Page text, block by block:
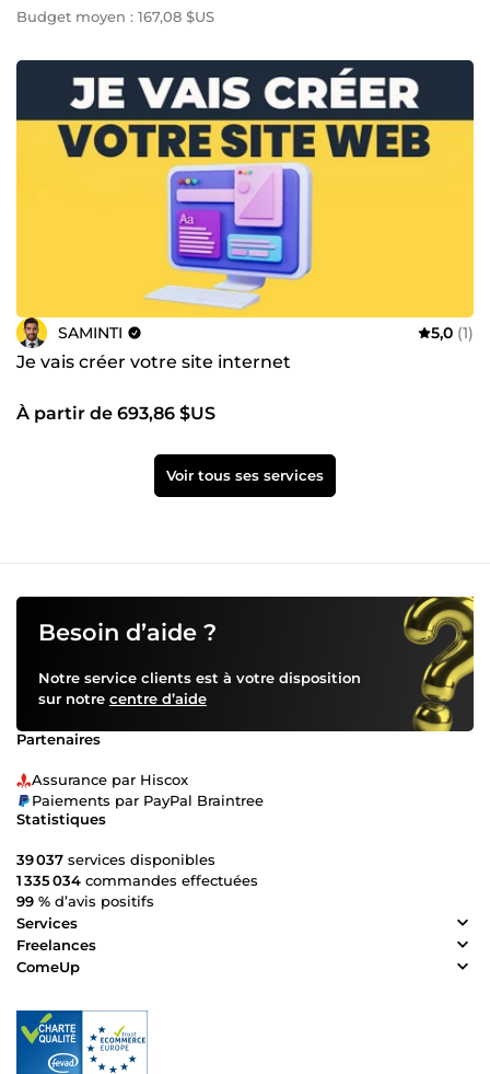
Budget moyen : 167,08 $US
SAMINTI 5,0 (1)
Je vais créer votre site internet
À partir de 693,86 $US
Voir tous ses services
Besoin d’aide ?
Notre service clients est à votre disposition
sur notre centre d’aide
Partenaires
Assurance par Hiscox
Paiements par PayPal Braintree
Statistiques
39 037 services disponibles
1 335 034 commandes effectuées
99 % d’avis positifs
Services
Freelances
ComeUp